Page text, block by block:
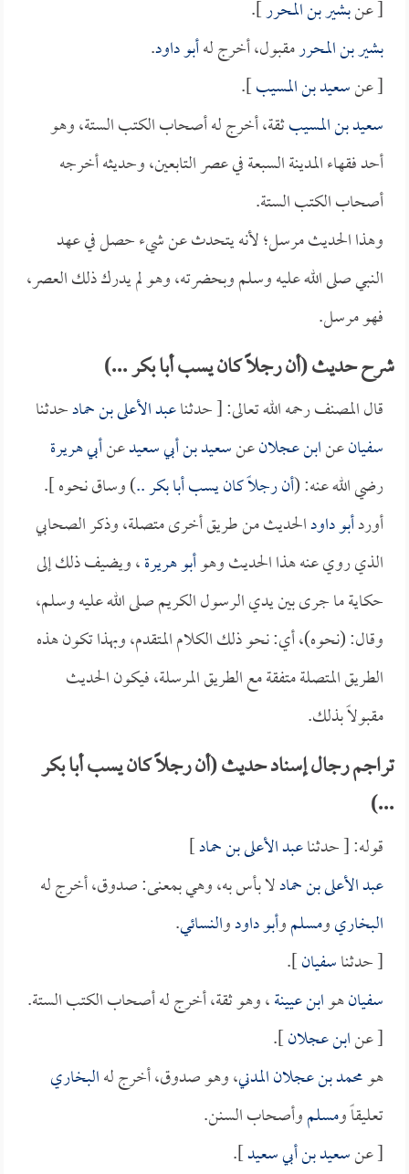
[ عنبشير بن المحرر].
بشير بن المحررمقبول، أخرج لهأبو داود.
[ عنسعيد بن المسيب].
سعيد بن المسيبثقة، أخرج له أصحاب الكتب الستة، وهو
أحد فقهاء المدينة السبعة في عصر التابعين، وحديثه أخرجه
أصحاب الكتب الستة.
وهذا الحديث مرسل؛ لأنه يتحدث عن شيء حصل في عهد
النبي صلى الله عليه وسلم وبحضرته، وهو لم يدرك ذلك العصر،
فهو مرسل.
شرح حديث (أن رجلاً كان يسب أبا بكر ...)
قال المصنف رحمه الله تعالى: [ حدثناعبد الأعلى بن حمادحدثنا
سفيانعنابن عجلانعنسعيد بن أبي سعيدعنأبي هريرة
رضي الله عنه: (أن رجلاً كان يسبأبا بكر..) وساق نحوه ].
أوردأبو داودالحديث من طريق أخرى متصلة، وذكر الصحابي
الذي روي عنه هذا الحديث وهوأبو هريرة، ويضيف ذلك إلى
حكاية ما جرى بين يدي الرسول الكريم صلى الله عليه وسلم،
وقال: (نحوه)، أي: نحو ذلك الكلام المتقدم، وبهذا تكون هذه
الطريق المتصلة متفقة مع الطريق المرسلة، فيكون الحديث
مقبولاً بذلك.
تراجم رجال إسناد حديث (أن رجلاً كان يسب أبا بكر
...)
قوله: [ حدثناعبد الأعلى بن حماد]
عبد الأعلى بن حمادلا بأس به، وهي بمعنى: صدوق، أخرج له
البخاريومسلموأبو داودوالنسائي.
[ حدثناسفيان].
سفيانهوابن عيينة، وهو ثقة، أخرج له أصحاب الكتب الستة.
[ عنابن عجلان].
هومحمد بن عجلان المدني، وهو صدوق، أخرج لهالبخاري
تعليقاً ومسلموأصحاب السنن.
[ عنسعيد بن أبي سعيد].